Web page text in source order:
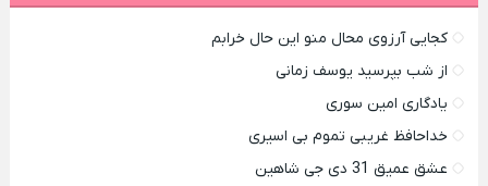
کجایی آرزوی محال منو این حال خرابم
از شب بپرسید یوسف زمانی
یادگاری امین سوری
خداحافظ غریبی تموم بی اسیری
عشق عمیق 31 دی جی شاهین